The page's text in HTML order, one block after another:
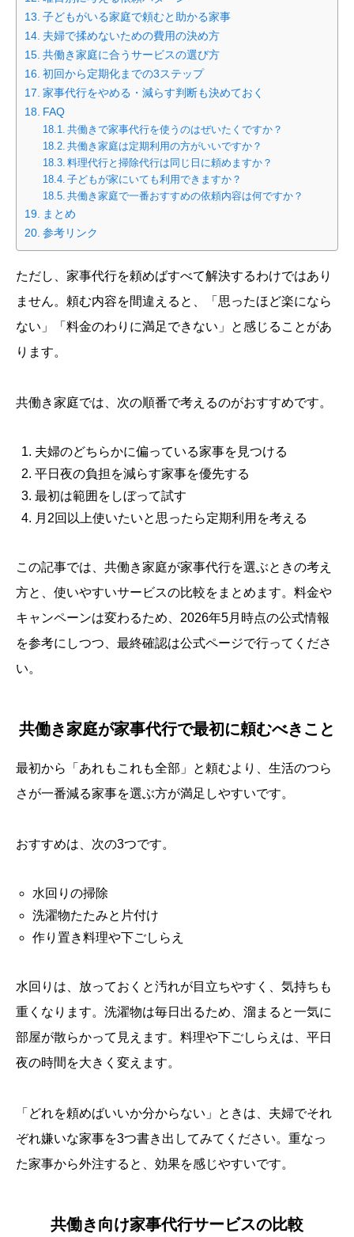
子どもがいる家庭で頼むと助かる家事
夫婦で揉めないための費用の決め方
共働き家庭に合うサービスの選び方
初回から定期化までの3ステップ
家事代行をやめる・減らす判断も決めておく
FAQ
共働きで家事代行を使うのはぜいたくですか？
共働き家庭は定期利用の方がいいですか？
料理代行と掃除代行は同じ日に頼めますか？
子どもが家にいても利用できますか？
共働き家庭で一番おすすめの依頼内容は何ですか？
まとめ
参考リンク
ただし、家事代行を頼めばすべて解決するわけではあり
ません。頼む内容を間違えると、「思ったほど楽になら
ない」「料金のわりに満足できない」と感じることがあ
ります。
共働き家庭では、次の順番で考えるのがおすすめです。
夫婦のどちらかに偏っている家事を見つける
平日夜の負担を減らす家事を優先する
最初は範囲をしぼって試す
月2回以上使いたいと思ったら定期利用を考える
この記事では、共働き家庭が家事代行を選ぶときの考え
方と、使いやすいサービスの比較をまとめます。料金や
キャンペーンは変わるため、2026年5月時点の公式情報
を参考にしつつ、最終確認は公式ページで行ってくださ
い。
共働き家庭が家事代行で最初に頼むべきこと
最初から「あれもこれも全部」と頼むより、生活のつら
さが一番減る家事を選ぶ方が満足しやすいです。
おすすめは、次の3つです。
水回りの掃除
洗濯物たたみと片付け
作り置き料理や下ごしらえ
水回りは、放っておくと汚れが目立ちやすく、気持ちも
重くなります。洗濯物は毎日出るため、溜まると一気に
部屋が散らかって見えます。料理や下ごしらえは、平日
夜の時間を大きく変えます。
「どれを頼めばいいか分からない」ときは、夫婦でそれ
ぞれ嫌いな家事を3つ書き出してみてください。重なっ
た家事から外注すると、効果を感じやすいです。
共働き向け家事代行サービスの比較